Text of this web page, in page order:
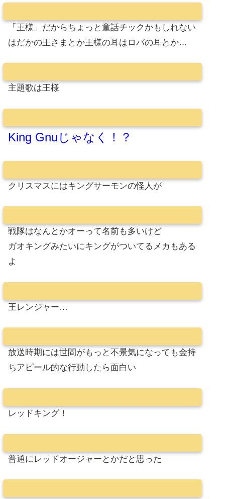
「王様」だからちょっと童話チックかもしれない
はだかの王さまとか王様の耳はロバの耳とか…
主題歌は王様
King Gnuじゃなく！？
クリスマスにはキングサーモンの怪人が
戦隊はなんとかオーって名前も多いけど
ガオキングみたいにキングがついてるメカもある
よ
王レンジャー…
放送時期には世間がもっと不景気になっても金持
ちアピール的な行動したら面白い
レッドキング！
普通にレッドオージャーとかだと思った